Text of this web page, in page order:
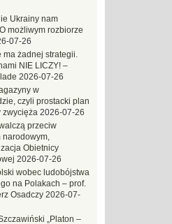
Ukrainy nam
możliwym rozbiorze
07-26
ma żadnej strategii.
NIE LICZY! –
2026-07-26
w
czyli prostacki plan
zwycięża 2026-07-26
przeciw
narodowym,
Obietnicy
2026-07-26
wobec ludobójstwa
na Polakach – prof.
Osadczy 2026-07-
„Platon –